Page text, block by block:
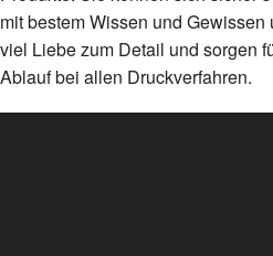
mit bestem Wissen und
viel Liebe zum Detail und sorgen
Ablauf bei allen Druckverfahren.